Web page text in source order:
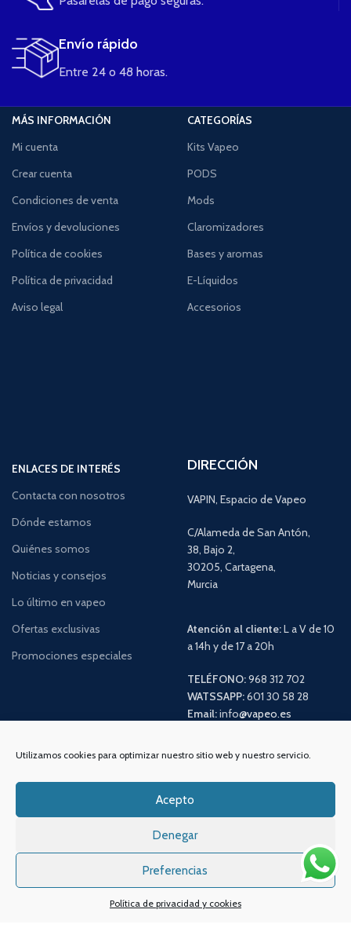
Utilizamos cookies para optimizar nuestro sitio web y nuestro servicio.
Acepto
Denegar
Preferencias
Política de privacidad y cookies
Envío rápido
Entre 24 o 48 horas.
MÁS INFORMACIÓN
Mi cuenta
Crear cuenta
Condiciones de venta
Envíos y devoluciones
Política de cookies
Política de privacidad
Aviso legal
CATEGORÍAS
Kits Vapeo
PODS
Mods
Claromizadores
Bases y aromas
E-Líquidos
Accesorios
ENLACES DE INTERÉS
Contacta con nosotros
Dónde estamos
Quiénes somos
Noticias y consejos
Lo último en vapeo
Ofertas exclusivas
Promociones especiales
DIRECCIÓN
VAPIN, Espacio de Vapeo
C/Alameda de San Antón,
38, Bajo 2,
30205, Cartagena,
Murcia
Atención al cliente:L a V de 10
a 14h y de 17 a 20h
TELÉFONO:968 312 702
WATSSAPP:601 30 58 28
Email:info@vapeo.es